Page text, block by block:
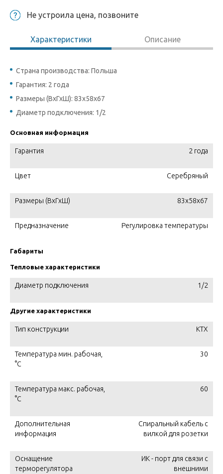
Не устроила цена, позвоните
Характеристики Описание
Страна производства: Польша
Гарантия: 2 года
Размеры (ВхГхШ): 83х58х67
Диаметр подключения: 1/2
Основная информация
Гарантия 2 года
Цвет Серебряный
Размеры (ВхГхШ) 83х58х67
Предназначение Регулировка температуры
Габариты
Тепловые характеристики
Диаметр подключения 1/2
Другие характеристики
Тип конструкции KTX
Температура мин. рабочая,
°C
30
Температура макс. рабочая,
°C
60
Дополнительная
информация
Спиральный кабель с
вилкой для розетки
Оснащение
терморегулятора
ИК - порт для связи с
внешними